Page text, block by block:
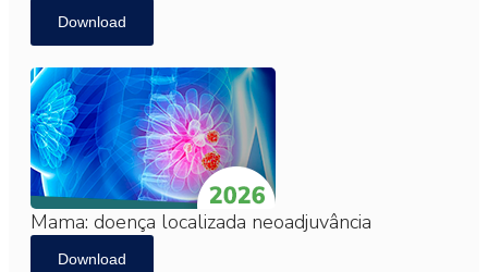
Download
Mama: doença localizada neoadjuvância
Download